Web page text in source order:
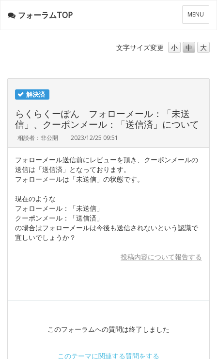
メ
ニ
ー
MENU
フォーラムTOP
文字サイズ変更 小 中 大
解決済
らくらくーぽん フォローメール：「未送
信」、クーポンメール：「送信済」について
相談者：非公開 2023/12/25 09:51
フォローメール送信前にレビューを頂き、クーポンメールの
送信は「送信済」となっております。
フォローメールは「未送信」の状態です。
現在のような
フォローメール：「未送信」
クーポンメール：「送信済」
の場合はフォローメールは今後も送信されないという認識で
宜しいでしょうか？
投稿内容について報告する
このフォーラムへの質問は終了しました
このテーマに関連する質問をする